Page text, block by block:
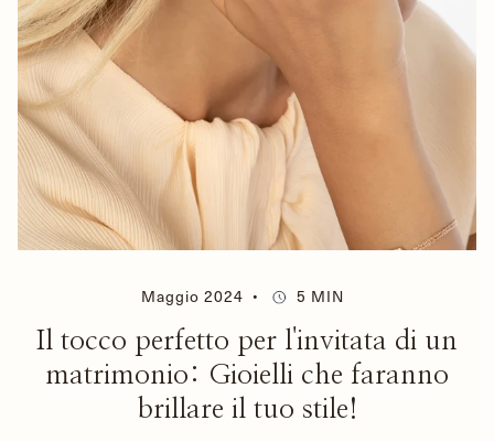
Maggio 2024 5 MIN
Il tocco perfetto per l'invitata di un
matrimonio: Gioielli che faranno
brillare il tuo stile!